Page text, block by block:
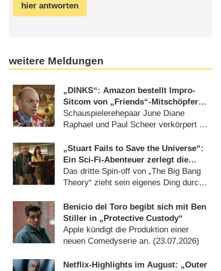
hier antworten
weitere Meldungen
„DINKS“: Amazon bestellt Impro-
Sitcom von „Friends“-Mitschöpferin
Marta Kauffman
Schauspielerehepaar June Diane
Raphael und Paul Scheer verkörpert in
(04.08.2026)
„Stuart Fails to Save the Universe“:
Ein Sci-Fi-Abenteuer zerlegt die
Sitcom-Norm – Review
Das dritte Spin-off von „The Big Bang
Theory“ zieht sein eigenes Ding durch
Benicio del Toro begibt sich mit Ben
Stiller in „Protective Custody“
Apple kündigt die Produktion einer
neuen Comedyserie an. (23.07.2026)
Netflix-Highlights im August: „Outer